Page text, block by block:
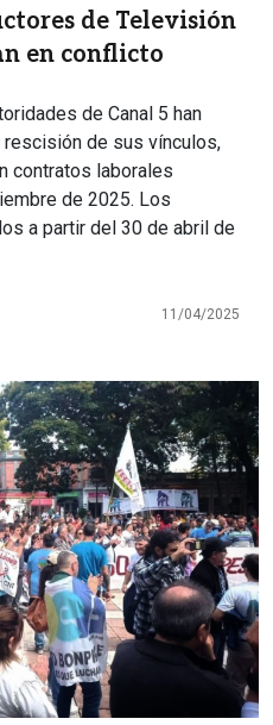
de Televisión
en conflicto
de Canal 5 han
de sus vínculos,
contratos laborales
de 2025. Los
a partir del 30 de abril de
11/04/2025